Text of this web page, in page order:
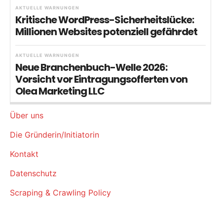
AKTUELLE WARNUNGEN
Kritische WordPress-Sicherheitslücke:
Millionen Websites potenziell gefährdet
AKTUELLE WARNUNGEN
Neue Branchenbuch-Welle 2026:
Vorsicht vor Eintragungsofferten von
Olea Marketing LLC
Über uns
Die Gründerin/Initiatorin
Kontakt
Datenschutz
Scraping & Crawling Policy